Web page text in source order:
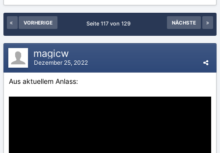
VORHERIGE NÄCHSTE
Seite 117 von 129
magicw
Dezember 25, 2022
Aus aktuellem Anlass: